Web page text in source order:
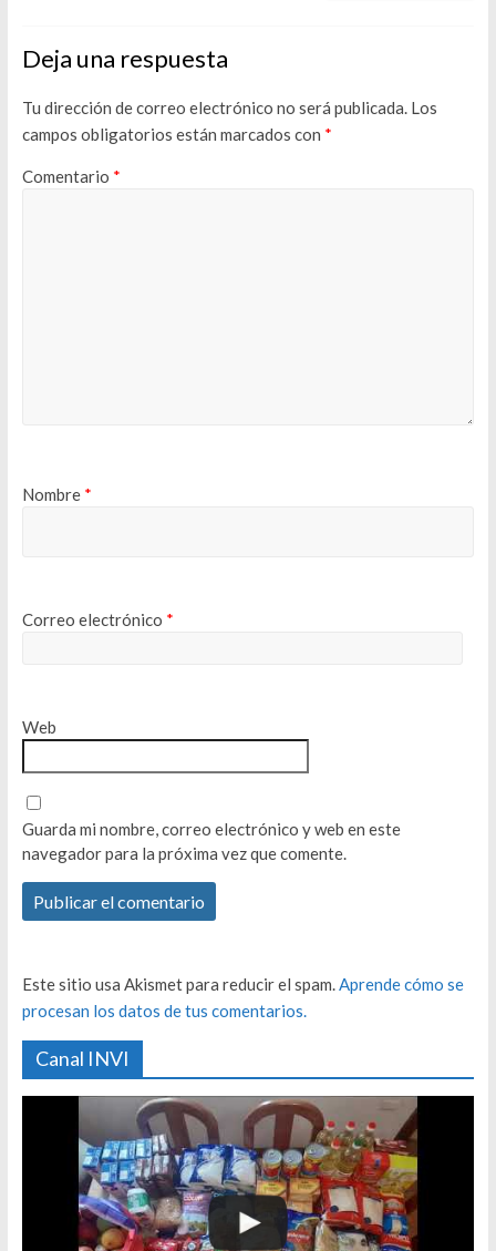
Deja una respuesta
Tu dirección de correo electrónico no será publicada. Los
campos obligatorios están marcados con *
Comentario *
Nombre *
Correo electrónico *
Web
Guarda mi nombre, correo electrónico y web en este
navegador para la próxima vez que comente.
Este sitio usa Akismet para reducir el spam.Aprende cómo se
procesan los datos de tus comentarios.
Canal INVI